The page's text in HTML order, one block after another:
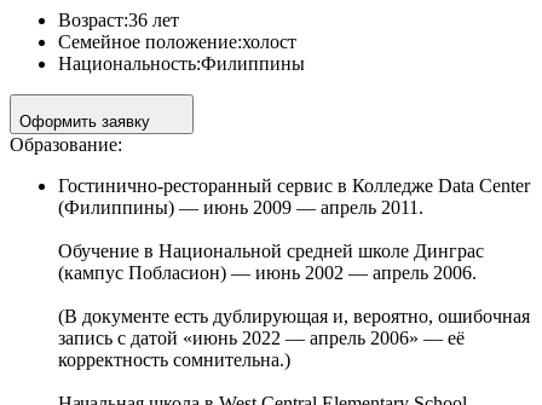
Возраст:36 лет
Семейное положение:холост
Национальность:Филиппины
Оформить заявку
Образование:
Гостинично‑ресторанный сервис в Колледже Data Center
(Филиппины) — июнь 2009 — апрель 2011.
Обучение в Национальной средней школе Динграс
(кампус Побласион) — июнь 2002 — апрель 2006.
(В документе есть дублирующая и, вероятно, ошибочная
запись с датой «июнь 2022 — апрель 2006» — её
корректность сомнительна.)